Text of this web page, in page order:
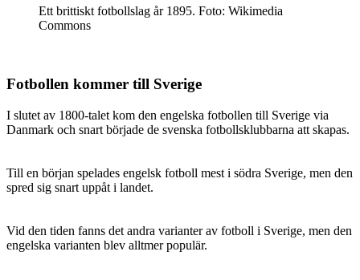
Ett brittiskt fotbollslag år 1895. Foto: Wikimedia
Commons
Fotbollen kommer till Sverige
I slutet av 1800-talet kom den engelska fotbollen till Sverige via
Danmark och snart började de svenska fotbollsklubbarna att skapas.
Till en början spelades engelsk fotboll mest i södra Sverige, men den
spred sig snart uppåt i landet.
Vid den tiden fanns det andra varianter av fotboll i Sverige, men den
engelska varianten blev alltmer populär.